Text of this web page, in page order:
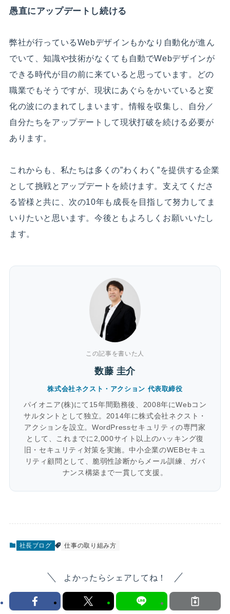
愚直にアップデートし続ける
弊社が行っているWebデザインもかなり自動化が進ん
でいて、知識や技術がなくても自動でWebデザインが
できる時代が目の前に来ていると思っています。どの
職業でもそうですが、現状にあぐらをかいていると変
化の波にのまれてしまいます。情報を収集し、自分／
自分たちをアップデートして現状打破を続ける必要が
あります。
これからも、私たちは多くの”わくわく”を提供する企業
として挑戦とアップデートを続けます。支えてくださ
る皆様と共に、次の10年も成長を目指して努力してま
いりたいと思います。今後ともよろしくお願いいたし
ます。
この記事を書いた人
数藤 圭介
株式会社ネクスト・アクション 代表取締役
パイオニア(株)にて15年間勤務後、2008年にWebコン
サルタントとして独立。2014年に株式会社ネクスト・
アクションを設立。WordPressセキュリティの専門家
として、これまでに2,000サイト以上のハッキング復
旧・セキュリティ対策を実施。中小企業のWEBセキュ
リティ顧問として、脆弱性診断からメール訓練、ガバ
ナンス構築まで一貫して支援。
社長ブログ 仕事の取り組み方
よかったらシェアしてね！